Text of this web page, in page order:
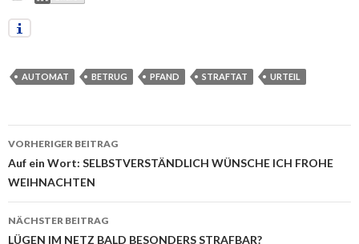
AUTOMAT BETRUG PFAND STRAFTAT URTEIL
Beitrags-
Navigation
VORHERIGER BEITRAG
Auf ein Wort: SELBSTVERSTÄNDLICH WÜNSCHE ICH FROHE
WEIHNACHTEN
NÄCHSTER BEITRAG
LÜGEN IM NETZ BALD BESONDERS STRAFBAR?